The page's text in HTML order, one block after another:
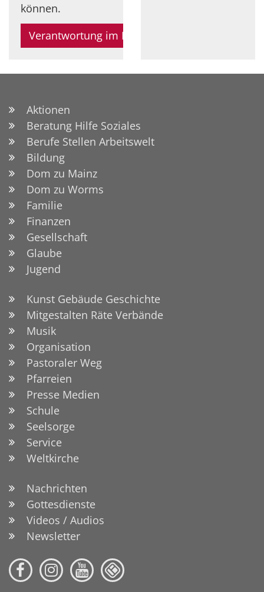
können.
Verantwortung im Leitungsgremium
Aktionen
Beratung Hilfe Soziales
Berufe Stellen Arbeitswelt
Bildung
Dom zu Mainz
Dom zu Worms
Familie
Finanzen
Gesellschaft
Glaube
Jugend
Kunst Gebäude Geschichte
Mitgestalten Räte Verbände
Musik
Organisation
Pastoraler Weg
Pfarreien
Presse Medien
Schule
Seelsorge
Service
Weltkirche
Nachrichten
Gottesdienste
Videos / Audios
Newsletter